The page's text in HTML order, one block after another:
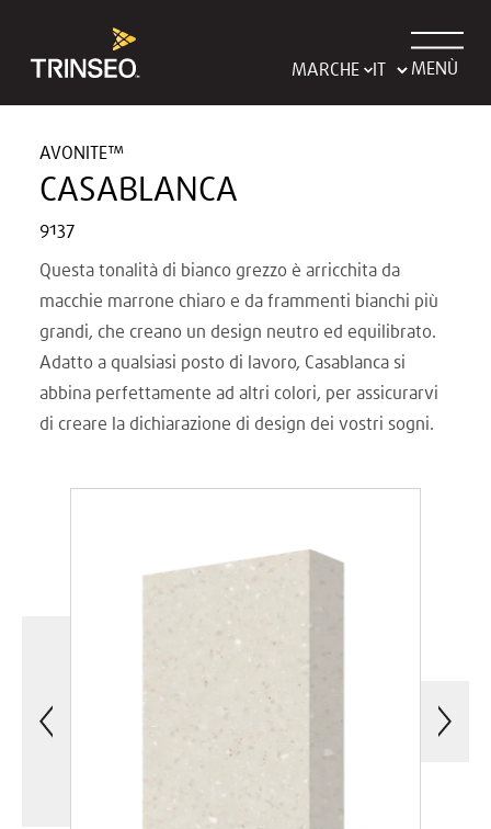
MARCHE MENÙ
AVONITE™
CASABLANCA
9137
Questa tonalità di bianco grezzo è arricchita da
macchie marrone chiaro e da frammenti bianchi più
grandi, che creano un design neutro ed equilibrato.
Adatto a qualsiasi posto di lavoro, Casablanca si
abbina perfettamente ad altri colori, per assicurarvi
di creare la dichiarazione di design dei vostri sogni.